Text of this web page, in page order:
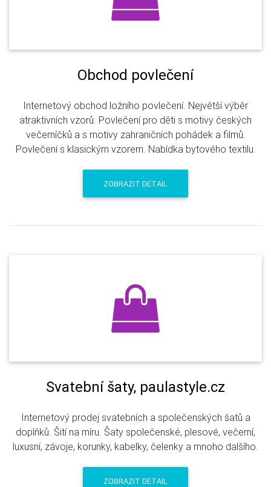
Obchod povlečení
Internetový obchod ložního povlečení. Největší výběr
atraktivních vzorů. Povlečení pro děti s motivy českých
večerníčků a s motivy zahraničních pohádek a filmů.
Povlečení s klasickým vzorem. Nabídka bytového textilu.
ZOBRAZIT DETAIL
Svatební šaty, paulastyle.cz
Internetový prodej svatebních a společenských šatů a
doplňků. Šití na míru. Šaty společenské, plesové, večerní,
luxusní, závoje, korunky, kabelky, čelenky a mnoho dalšího.
ZOBRAZIT DETAIL